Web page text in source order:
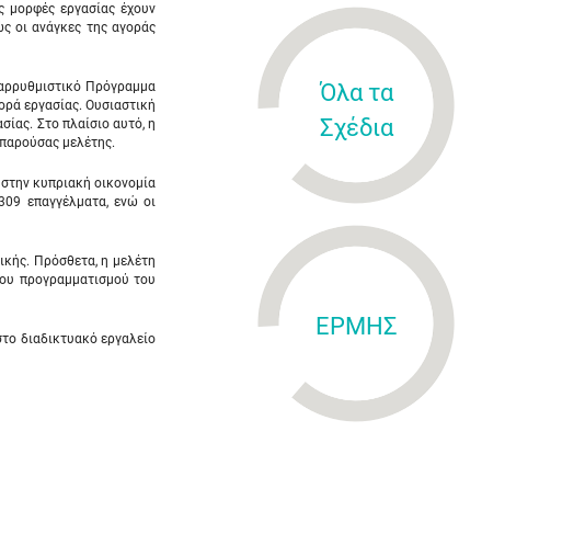
μορφές εργασίας έχουν
οι ανάγκες της αγοράς
Πρόγραμμα
εργασίας. Ουσιαστική
Στο πλαίσιο αυτό, η
μελέτης.
κυπριακή οικονομία
επαγγέλματα, ενώ οι
Πρόσθετα, η μελέτη
προγραμματισμού του
διαδικτυακό εργαλείο
Όλα τα
Σχέδια
ΕΡΜΗΣ